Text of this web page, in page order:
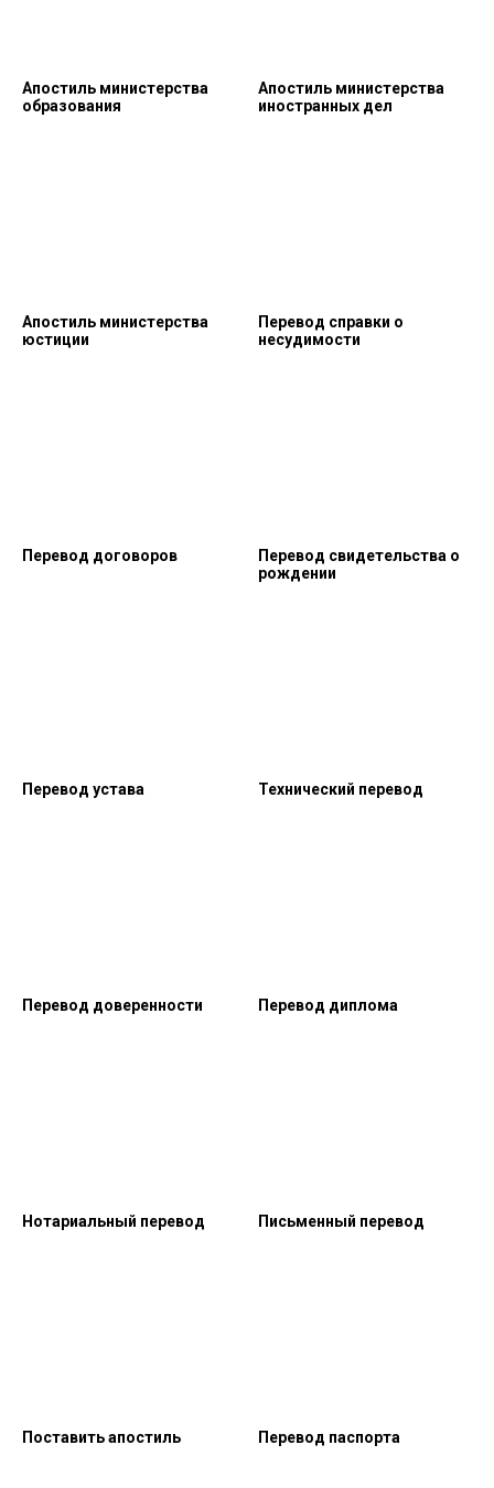
Апостиль министерства
образования
Апостиль министерства
иностранных дел
Апостиль министерства
юстиции
Перевод справки о
несудимости
Перевод договоров
Перевод свидетельства о
рождении
Перевод устава Технический перевод
Перевод доверенности Перевод диплома
Нотариальный перевод Письменный перевод
Поставить апостиль Перевод паспорта